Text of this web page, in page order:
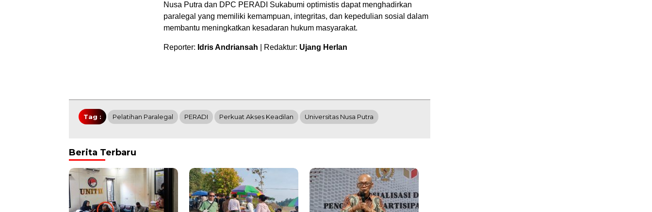
Nusa Putra dan DPC PERADI Sukabumi optimistis dapat menghadirkan
paralegal yang memiliki kemampuan, integritas, dan kepedulian sosial dalam
membantu meningkatkan kesadaran hukum masyarakat.
‎Reporter: Idris Andriansah | Redaktur: Ujang Herlan
Tag : Pelatihan Paralegal PERADI Perkuat Akses Keadilan Universitas Nusa Putra
Berita Terbaru